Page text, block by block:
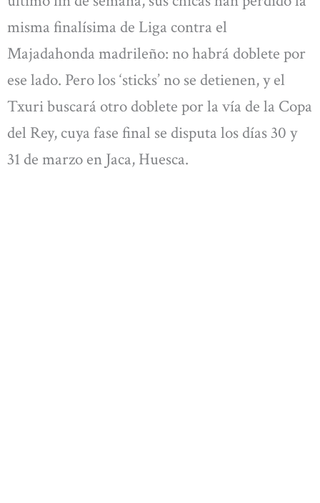
misma finalísima de Liga contra el
Majadahonda madrileño: no habrá doblete por
ese lado. Pero los ‘sticks’ no se detienen, y el
Txuri buscará otro doblete por la vía de la Copa
del Rey, cuya fase final se disputa los días 30 y
31 de marzo en Jaca, Huesca.